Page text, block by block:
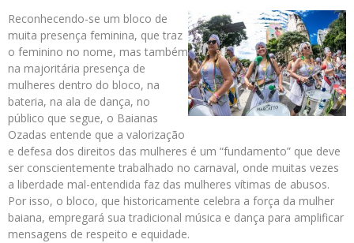
Reconhecendo-se um bloco de
muita presença feminina, que traz
o feminino no nome, mas também
na majoritária presença de
mulheres dentro do bloco, na
bateria, na ala de dança, no
público que segue, o Baianas
Ozadas entende que a valorização
e defesa dos direitos das mulheres é um “fundamento” que deve
ser conscientemente trabalhado no carnaval, onde muitas vezes
a liberdade mal-entendida faz das mulheres vítimas de abusos.
Por isso, o bloco, que historicamente celebra a força da mulher
baiana, empregará sua tradicional música e dança para amplificar
mensagens de respeito e equidade.